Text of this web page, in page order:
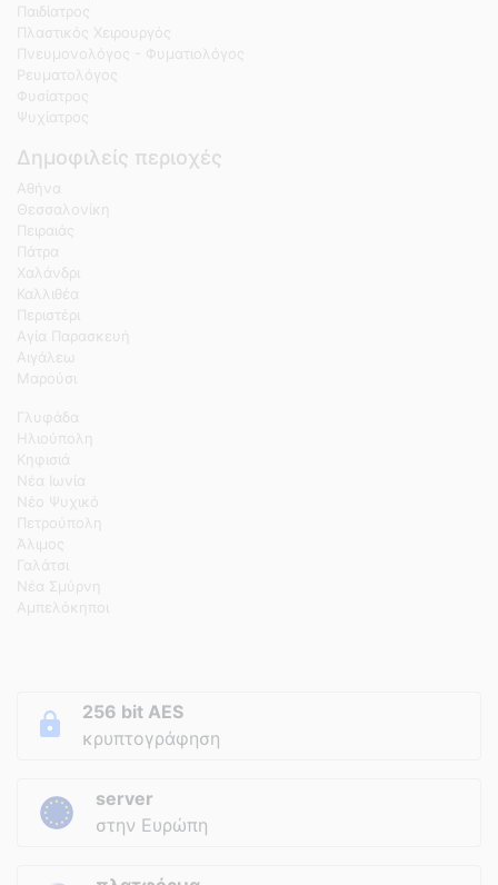
Παιδίατρος
Πλαστικός Χειρουργός
Πνευμονολόγος - Φυματιολόγος
Ρευματολόγος
Φυσίατρος
Ψυχίατρος
Δημοφιλείς περιοχές
Αθήνα
Θεσσαλονίκη
Πειραιάς
Πάτρα
Χαλάνδρι
Καλλιθέα
Περιστέρι
Αγία Παρασκευή
Αιγάλεω
Μαρούσι
Γλυφάδα
Ηλιούπολη
Κηφισιά
Νέα Ιωνία
Νέο Ψυχικό
Πετρούπολη
Άλιμος
Γαλάτσι
Νέα Σμύρνη
Αμπελόκηποι
256 bit AES
κρυπτογράφηση
server
στην Ευρώπη